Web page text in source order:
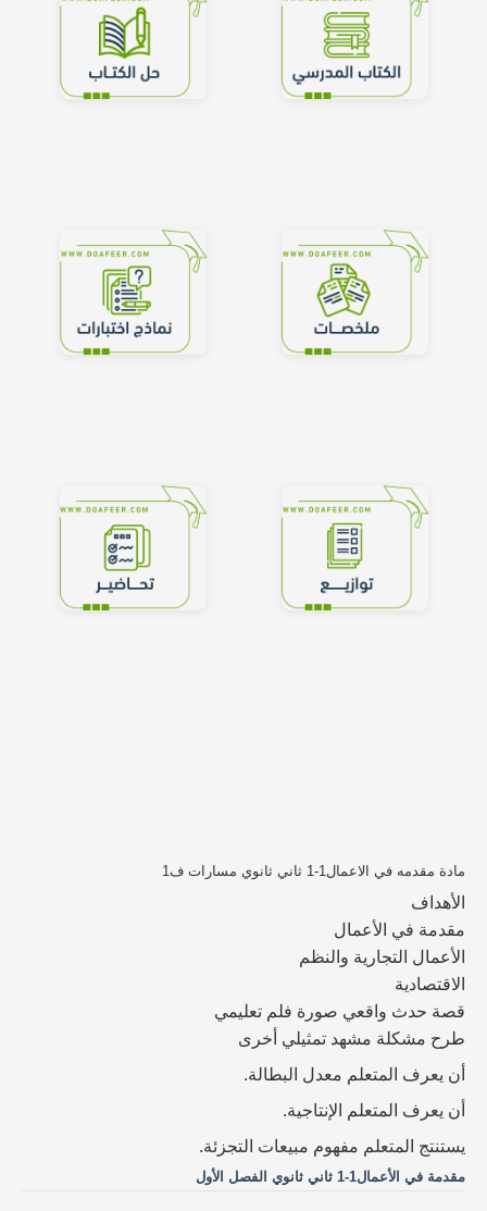
مادة مقدمه في الاعمال1-1 ثاني ثانوي مسارات ف1
الأهداف
مقدمة في الأعمال
الأعمال التجارية والنظم
الاقتصادية
قصة حدث واقعي صورة فلم تعليمي
طرح مشكلة مشهد تمثيلي أخرى
أن يعرف المتعلم معدل البطالة.
أن يعرف المتعلم الإنتاجية.
يستنتج المتعلم مفهوم مبيعات التجزئة.
مقدمة في الأعمال1-1 ثاني ثانوي الفصل الأول